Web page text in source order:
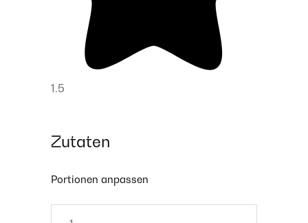
1.5
Zutaten
Portionen anpassen